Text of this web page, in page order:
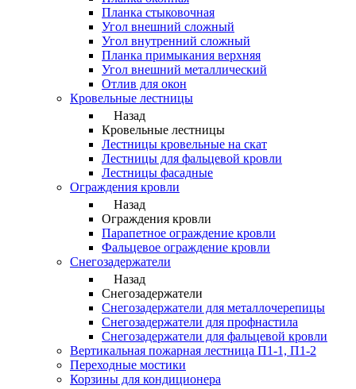
Планка стыковочная
Угол внешний сложный
Угол внутренний сложный
Планка примыкания верхняя
Угол внешний металлический
Отлив для окон
Кровельные лестницы
Назад
Кровельные лестницы
Лестницы кровельные на скат
Лестницы для фальцевой кровли
Лестницы фасадные
Ограждения кровли
Назад
Ограждения кровли
Парапетное ограждение кровли
Фальцевое ограждение кровли
Снегозадержатели
Назад
Снегозадержатели
Снегозадержатели для металлочерепицы
Снегозадержатели для профнастила
Снегозадержатели для фальцевой кровли
Вертикальная пожарная лестница П1-1, П1-2
Переходные мостики
Корзины для кондиционера